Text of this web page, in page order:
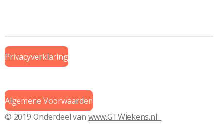
Privacyverklaring
Algemene Voorwaarden
© 2019 Onderdeel van www.GTWiekens.nl